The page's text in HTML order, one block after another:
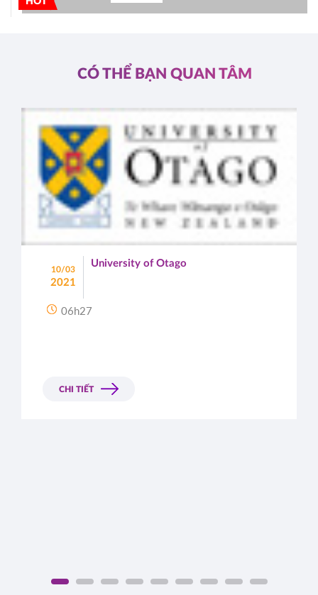
CÓ THỂ BẠN QUAN TÂM
10/03
2021
University of Otago
06h27
CHI TIẾT